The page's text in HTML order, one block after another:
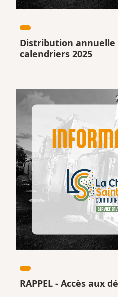
Distribution annuelle
calendriers 2025
RAPPEL - Accès aux